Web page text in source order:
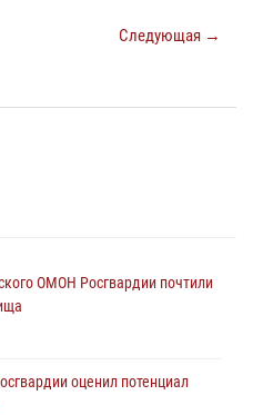
Следующая →
ОМОН Росгвардии почтили
оценил потенциал